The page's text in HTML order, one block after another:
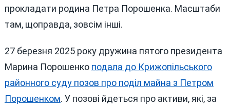
прокладати родина Петра Порошенка. Масштаби
там, щоправда, зовсім інші.
27 березня 2025 року дружина пятого президента
Марина Порошенко подала до Крижопільського
районного суду позов про поділ майна з Петром
Порошенком. У позові йдеться про активи, які, за